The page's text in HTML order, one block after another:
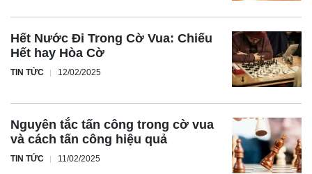
Hết Nước Đi Trong Cờ Vua: Chiếu
Hết hay Hòa Cờ
TIN TỨC 12/02/2025
Nguyên tắc tấn công trong cờ vua
và cách tấn công hiệu quả
TIN TỨC 11/02/2025